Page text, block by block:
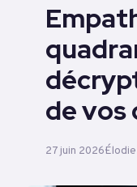
Business
Tech
Éducation
de vos
27 juin 2026